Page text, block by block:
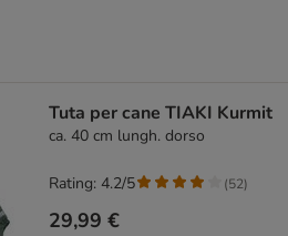
Tuta per cane TIAKI Kurmit
ca. 40 cm lungh. dorso
29,99 €
Rating: 4.2/5 (52)